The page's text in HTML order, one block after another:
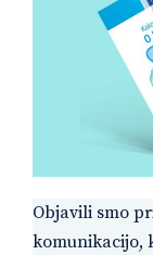
Objavili smo
komunikacijo,